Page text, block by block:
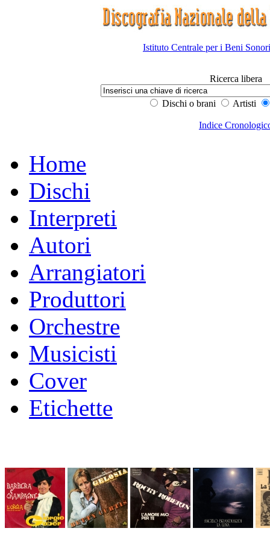
Istituto Centrale per i Beni
Ricerca libera
Dischi o brani Artisti
Indice
Home
Dischi
Interpreti
Autori
Arrangiatori
Produttori
Orchestre
Musicisti
Cover
Etichette